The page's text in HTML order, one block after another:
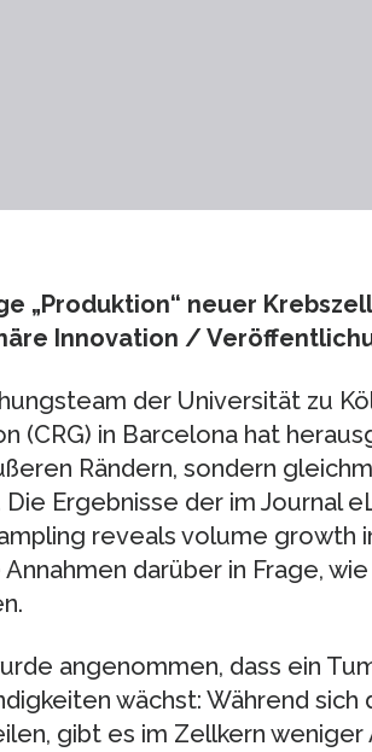
„Produktion“ neuer
Innovation /
der Universität zu
(CRG) in Barcelona hat
Rändern, sondern
Die Ergebnisse der im Journal
reveals volume growth
darüber in Frage,
angenommen, dass ein
wächst: Während
gibt es im Zellkern weniger